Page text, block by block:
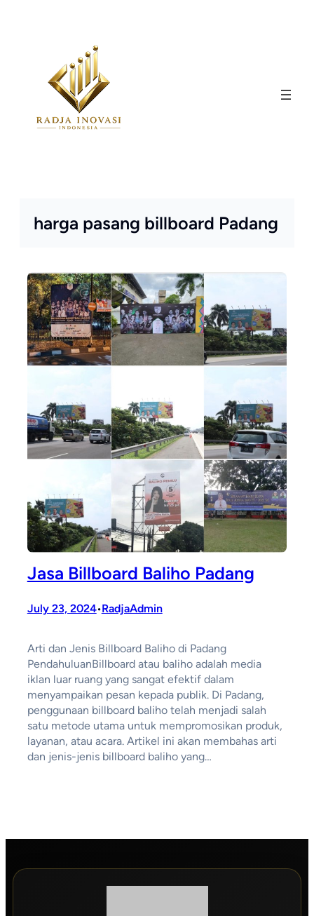
harga pasang billboard Padang
Jasa Billboard Baliho Padang
July 23, 2024•RadjaAdmin
Arti dan Jenis Billboard Baliho di Padang
PendahuluanBillboard atau baliho adalah media
iklan luar ruang yang sangat efektif dalam
menyampaikan pesan kepada publik. Di Padang,
penggunaan billboard baliho telah menjadi salah
satu metode utama untuk mempromosikan produk,
layanan, atau acara. Artikel ini akan membahas arti
dan jenis-jenis billboard baliho yang…